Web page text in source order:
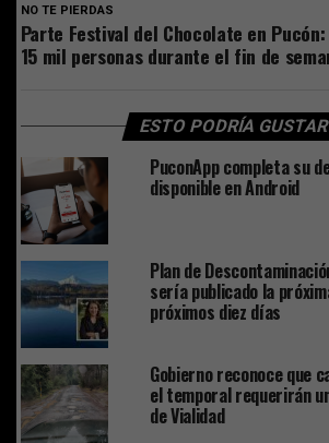
NO TE PIERDAS
Parte Festival del Chocolate en
15 mil personas durante el fin de
ESTO PODRÍA
PuconApp completa su
disponible en Android
Plan de
sería publicado la
próximos diez días
Gobierno reconoce que
el temporal requerirán
de Vialidad